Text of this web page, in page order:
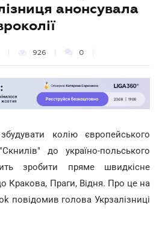
анонсувала
926 0
колію європейського
до україно-польського
зробити пряме швидкісне
Кракова, Праги, Відня. Про це на
повідомив голова Укрзалізниці